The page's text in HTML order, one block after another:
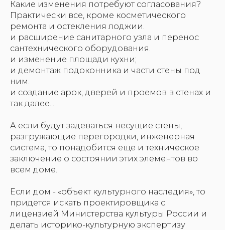
Какие изменения потребуют согласования?
Практически все, кроме косметического
ремонта и остекления лоджии.
и расширение санитарного узла и перенос
сантехнического оборудования.
и изменение площади кухни;
и демонтаж подоконника и части стены под
ним.
и создание арок, дверей и проемов в стенах и
так далее...
А если будут задеваться несущие стены,
разгружающие перегородки, инженерная
система, то понадобится еще и техническое
заключение о состоянии этих элементов во
всем доме.
Если дом - «объект культурного наследия», то
придется искать проектировщика с
лицензией Министерства культуры России и
делать историко-культурную экспертизу